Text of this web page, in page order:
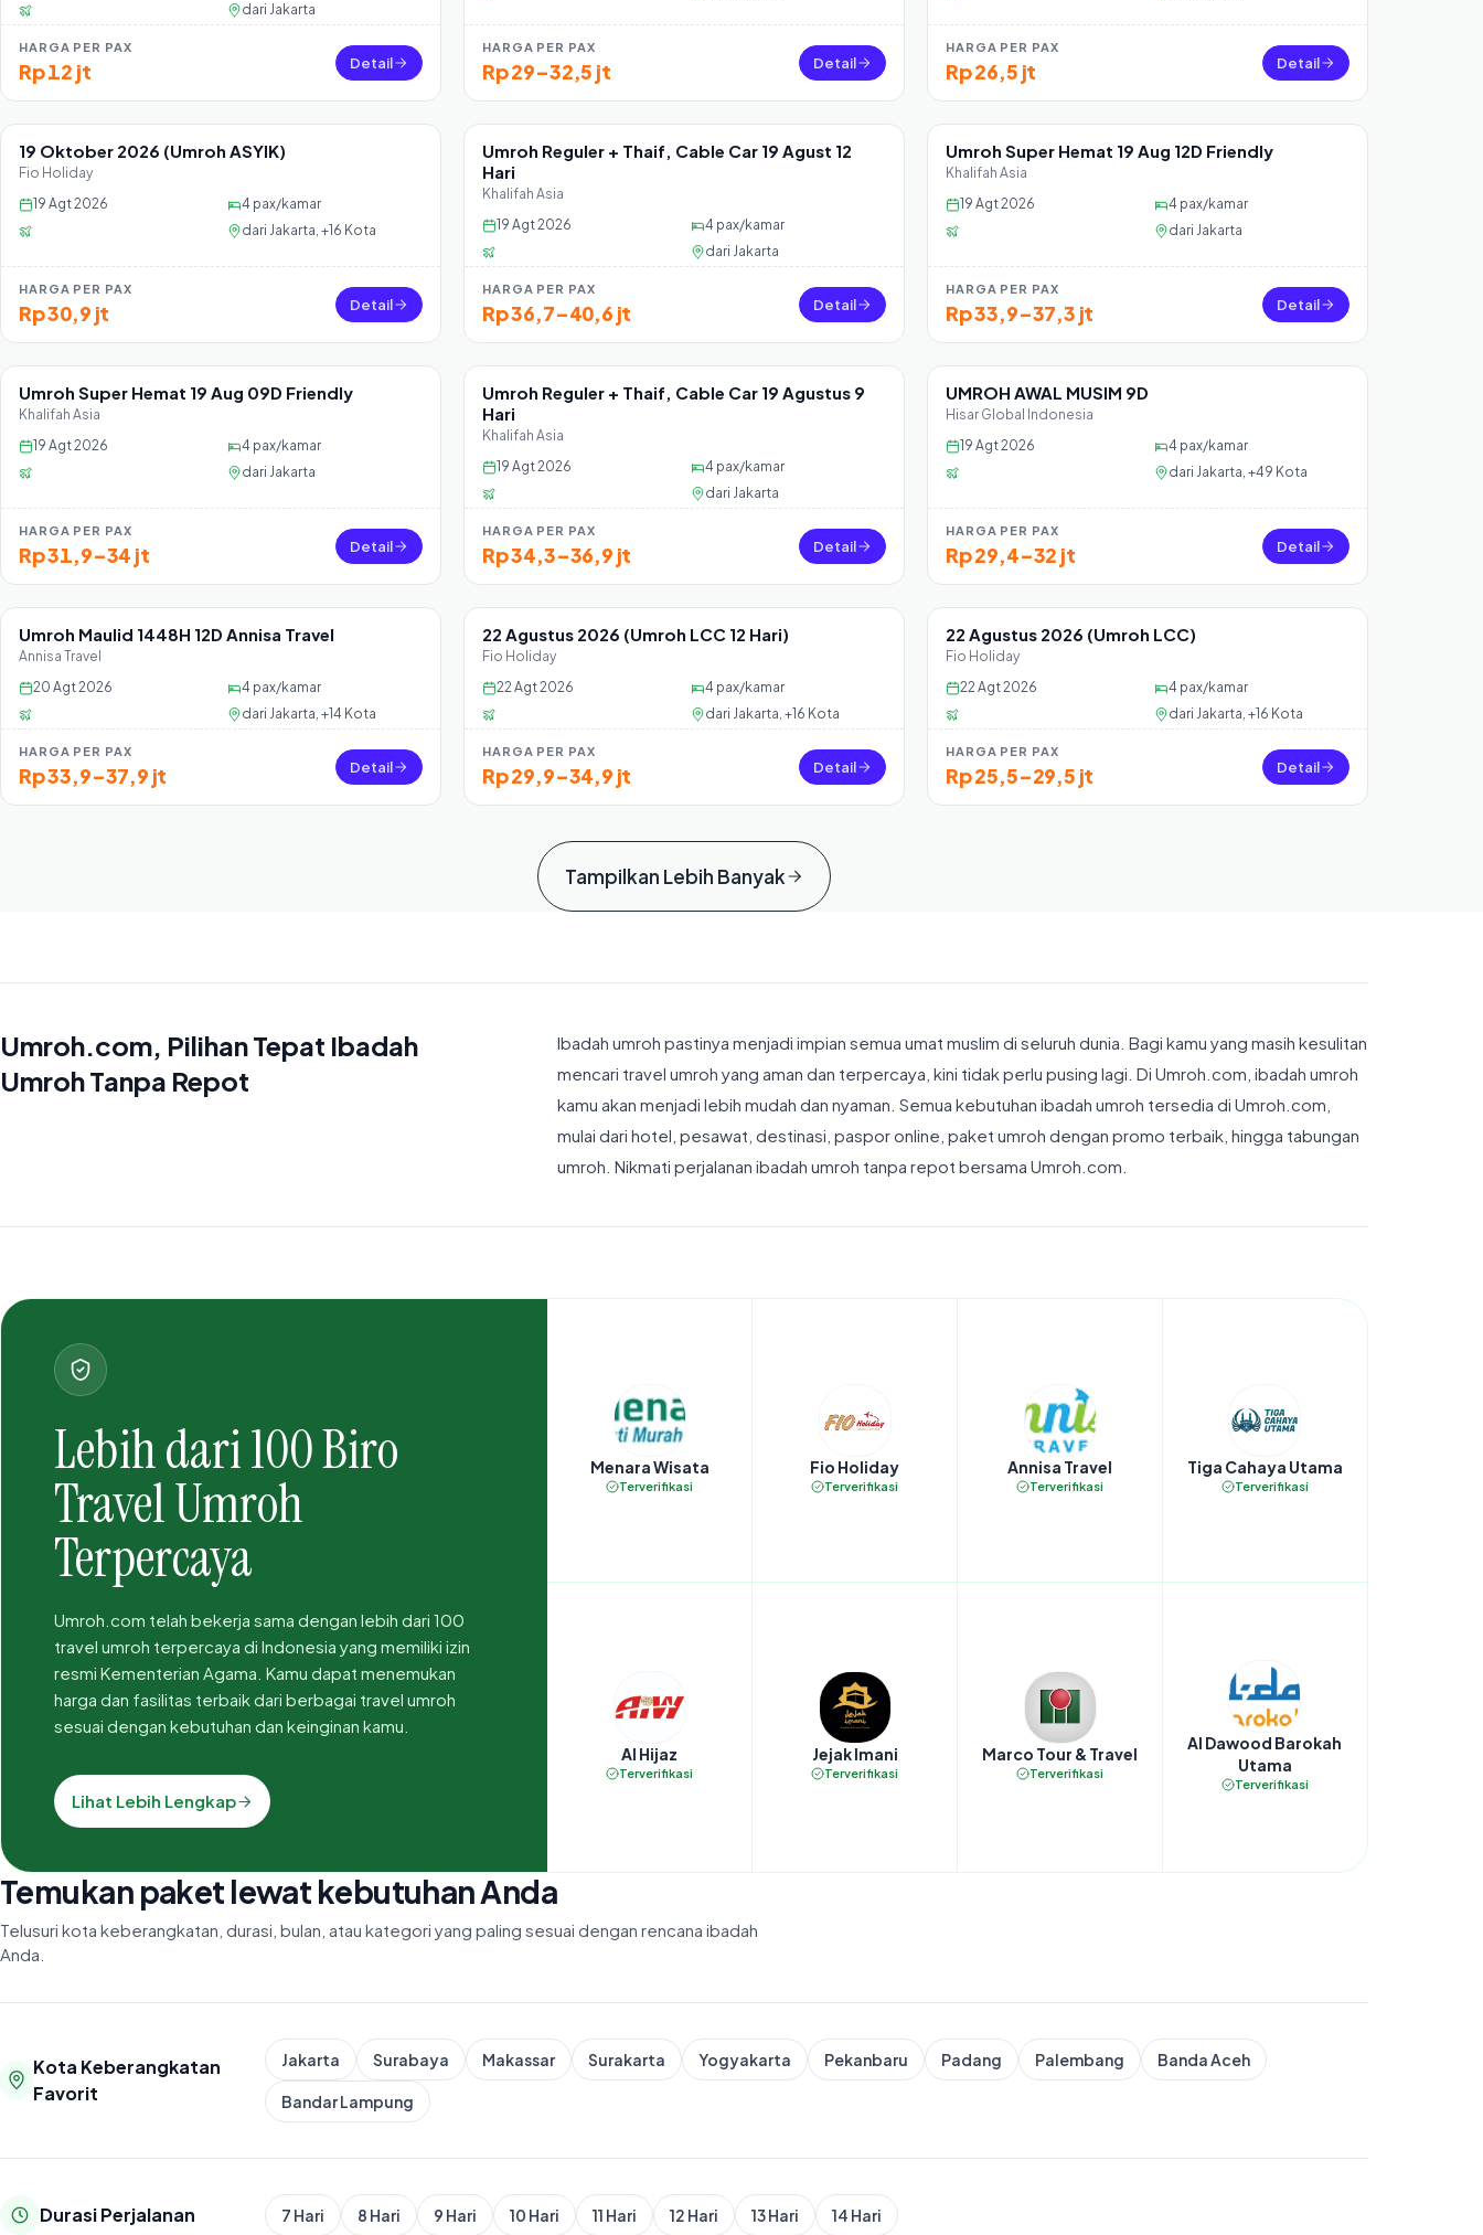
dari Jakarta
HARGA PER PAX
Rp 12 jt Detail
HARGA PER PAX
Rp 29–32,5 jt Detail
HARGA PER PAX
Rp 26,5 jt Detail
Sisa 25 seat
19 Oktober 2026 (Umroh ASYIK)
Fio Holiday
19 Agt 2026
4 pax/kamar
dari Jakarta, +16 Kota
HARGA PER PAX
Rp 30,9 jt Detail
Sisa 0 seat
Umroh Reguler + Thaif, Cable Car 19 Agust 12
Hari
Khalifah Asia
19 Agt 2026
4 pax/kamar
dari Jakarta
HARGA PER PAX
Rp 36,7–40,6 jt Detail
Sisa 0 seat
Umroh Super Hemat 19 Aug 12D Friendly
Khalifah Asia
19 Agt 2026
4 pax/kamar
dari Jakarta
HARGA PER PAX
Rp 33,9–37,3 jt Detail
Sisa 0 seat
Umroh Super Hemat 19 Aug 09D Friendly
Khalifah Asia
19 Agt 2026
4 pax/kamar
dari Jakarta
HARGA PER PAX
Rp 31,9–34 jt Detail
Sisa 0 seat
Umroh Reguler + Thaif, Cable Car 19 Agustus 9
Hari
Khalifah Asia
19 Agt 2026
4 pax/kamar
dari Jakarta
HARGA PER PAX
Rp 34,3–36,9 jt Detail
Sisa 40 seat
UMROH AWAL MUSIM 9D
Hisar Global Indonesia
19 Agt 2026
4 pax/kamar
dari Jakarta, +49 Kota
HARGA PER PAX
Rp 29,4–32 jt Detail
Sisa 30 seat
Umroh Maulid 1448H 12D Annisa Travel
Annisa Travel
20 Agt 2026
4 pax/kamar
dari Jakarta, +14 Kota
HARGA PER PAX
Rp 33,9–37,9 jt Detail
Sisa 23 seat
22 Agustus 2026 (Umroh LCC 12 Hari)
Fio Holiday
22 Agt 2026
4 pax/kamar
dari Jakarta, +16 Kota
HARGA PER PAX
Rp 29,9–34,9 jt Detail
Sisa 2 seat
22 Agustus 2026 (Umroh LCC)
Fio Holiday
22 Agt 2026
4 pax/kamar
dari Jakarta, +16 Kota
HARGA PER PAX
Rp 25,5–29,5 jt Detail
Tampilkan Lebih Banyak
Umroh.com, Pilihan Tepat Ibadah
Umroh Tanpa Repot
Ibadah umroh pastinya menjadi impian semua umat muslim di seluruh dunia. Bagi kamu yang masih kesulitan
mencari travel umroh yang aman dan terpercaya, kini tidak perlu pusing lagi. Di Umroh.com, ibadah umroh
kamu akan menjadi lebih mudah dan nyaman. Semua kebutuhan ibadah umroh tersedia di Umroh.com,
mulai dari hotel, pesawat, destinasi, paspor online, paket umroh dengan promo terbaik, hingga tabungan
umroh. Nikmati perjalanan ibadah umroh tanpa repot bersama Umroh.com.
Lebih dari 100 Biro
Travel Umroh
Terpercaya
Umroh.com telah bekerja sama dengan lebih dari 100
travel umroh terpercaya di Indonesia yang memiliki izin
resmi Kementerian Agama. Kamu dapat menemukan
harga dan fasilitas terbaik dari berbagai travel umroh
sesuai dengan kebutuhan dan keinginan kamu.
Lihat Lebih Lengkap
Menara Wisata
Terverifikasi
Fio Holiday
Terverifikasi
Annisa Travel
Terverifikasi
Tiga Cahaya Utama
Terverifikasi
Al Hijaz
Terverifikasi
Jejak Imani
Terverifikasi
Marco Tour & Travel
Terverifikasi
Al Dawood Barokah
Utama
Terverifikasi
Temukan paket lewat kebutuhan Anda
Telusuri kota keberangkatan, durasi, bulan, atau kategori yang paling sesuai dengan rencana ibadah
Anda.
Kota Keberangkatan
Favorit
Jakarta Surabaya Makassar Surakarta Yogyakarta Pekanbaru Padang Palembang Banda Aceh
Bandar Lampung
Durasi Perjalanan 7 Hari 8 Hari 9 Hari 10 Hari 11 Hari 12 Hari 13 Hari 14 Hari